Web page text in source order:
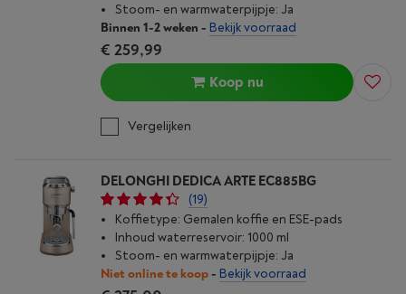
Stoom- en warmwaterpijpje: Ja
Binnen 1-2 weken - Bekijk voorraad
€ 259,99
Koop nu
Vergelijken
DELONGHI DEDICA ARTE EC885BG
(19)
Koffietype: Gemalen koffie en ESE-pads
Inhoud waterreservoir: 1000 ml
Stoom- en warmwaterpijpje: Ja
Niet online te koop- Bekijk voorraad